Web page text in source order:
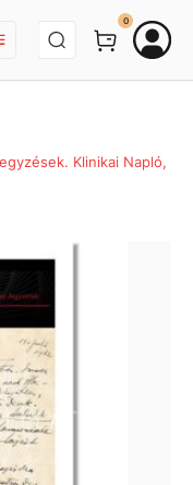
BEJELENTKEZÉS
0
Klinikai Napló,